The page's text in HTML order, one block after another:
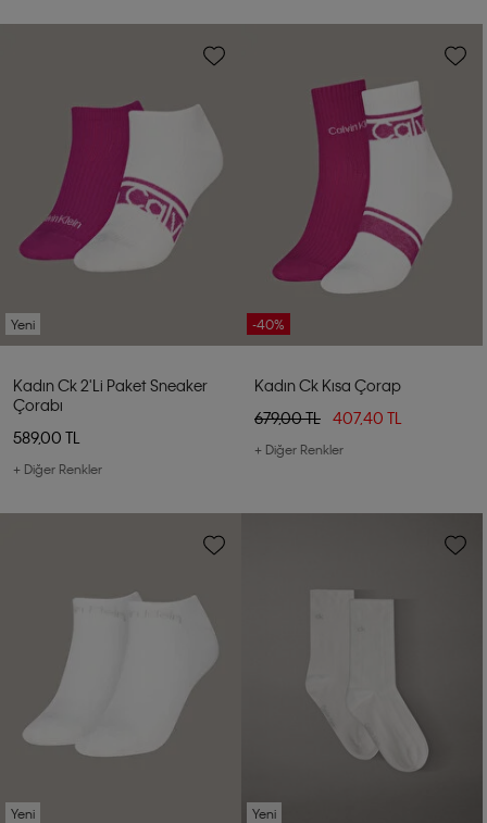
Yeni
Kadın Ck 2'li Paket Sneaker
Çorabı
589,00 TL
+ Diğer Renkler
-40%
Kadın Ck Kısa Çorap
679,00 TL
407,40 TL
+ Diğer Renkler
Yeni Yeni